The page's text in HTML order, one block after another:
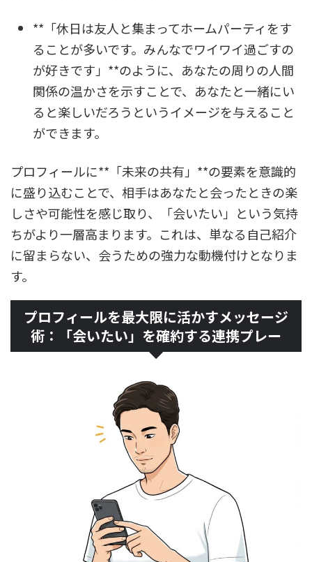
**「休日は友人と集まってホームパーティをす
ることが多いです。みんなでワイワイ過ごすの
が好きです」**のように、あなたの周りの人間
関係の温かさを示すことで、あなたと一緒にい
ると楽しいだろうというイメージを与えること
ができます。
プロフィールに**「未来の共有」**の要素を意識的
に盛り込むことで、相手はあなたと会ったときの楽
しさや可能性を感じ取り、「会いたい」という気持
ちがより一層高まります。これは、単なる自己紹介
に留まらない、会うための強力な動機付けとなりま
す。
プロフィールを最大限に活かすメッセージ
術：「会いたい」を確約する連携プレー